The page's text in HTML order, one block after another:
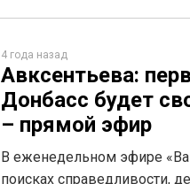
4 года назад
Авксентьева:
Донбасс будет
– прямой эфир
В еженедельном эфире
поисках справедливости,